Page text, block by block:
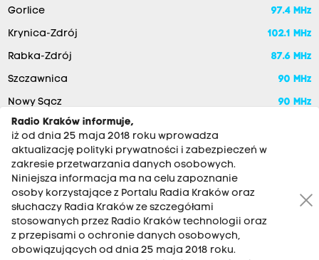
Gorlice 97.4 MHz
Krynica-Zdrój 102.1 MHz
Rabka-Zdrój 87.6 MHz
Szczawnica 90 MHz
Nowy Sącz 90 MHz
RADIO KRAKÓW SA. Aleja Juliusza Słowackiego 22, 30-007
Kraków
Radio Kraków informuje,
iż od dnia 25 maja 2018 roku wprowadza
aktualizację polityki prywatności i zabezpieczeń w
zakresie przetwarzania danych osobowych.
Niniejsza informacja ma na celu zapoznanie
osoby korzystające z Portalu Radia Kraków oraz
słuchaczy Radia Kraków ze szczegółami
stosowanych przez Radio Kraków technologii oraz
z przepisami o ochronie danych osobowych,
obowiązujących od dnia 25 maja 2018 roku.